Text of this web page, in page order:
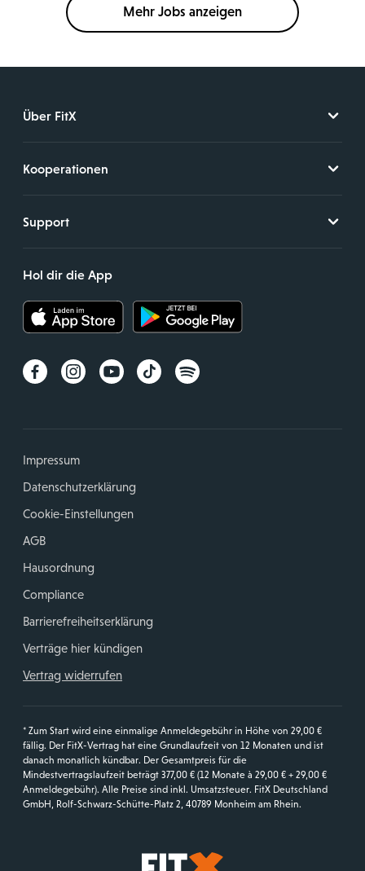
Mehr Jobs anzeigen
Über FitX
Kooperationen
Support
Hol dir die App
Impressum
Datenschutzerklärung
Cookie-Einstellungen
AGB
Hausordnung
Compliance
Barrierefreiheitserklärung
Verträge hier kündigen
Vertrag widerrufen
* Zum Start wird eine einmalige Anmeldegebühr in Höhe von 29,00 €
fällig. Der FitX-Vertrag hat eine Grundlaufzeit von 12 Monaten und ist
danach monatlich kündbar. Der Gesamtpreis für die
Mindestvertragslaufzeit beträgt 377,00 € (12 Monate à 29,00 € + 29,00 €
Anmeldegebühr). Alle Preise sind inkl. Umsatzsteuer. FitX Deutschland
GmbH, Rolf-Schwarz-Schütte-Platz 2, 40789 Monheim am Rhein.
Startseite